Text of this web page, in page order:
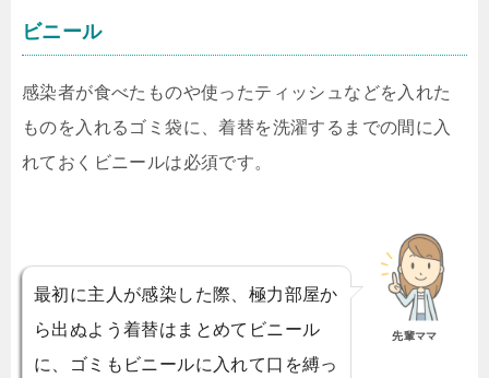
ビニール
感染者が食べたものや使ったティッシュなどを入れた
ものを入れるゴミ袋に、着替を洗濯するまでの間に入
れておくビニールは必須です。
最初に主人が感染した際、極力部屋か
ら出ぬよう着替はまとめてビニール
に、ゴミもビニールに入れて口を縛っ
先輩ママ